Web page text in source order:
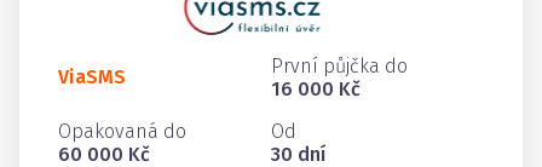
ViaSMS
První půjčka do
16 000 Kč
Opakovaná do
60 000 Kč
Od
30 dní